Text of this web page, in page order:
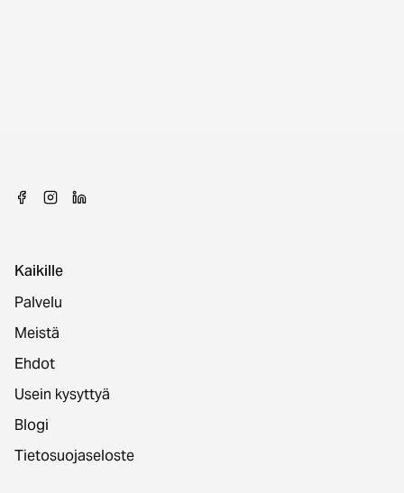
Kaikille
Palvelu
Meistä
Ehdot
Usein kysyttyä
Blogi
Tietosuojaseloste